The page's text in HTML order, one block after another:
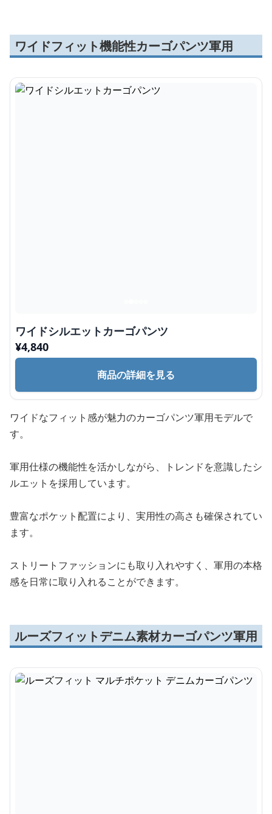
ワイドフィット機能性カーゴパンツ軍用
ワイドシルエットカーゴパンツ
¥4,840
商品の詳細を見る
ワイドなフィット感が魅力のカーゴパンツ軍用モデルで
す。
軍用仕様の機能性を活かしながら、トレンドを意識したシ
ルエットを採用しています。
豊富なポケット配置により、実用性の高さも確保されてい
ます。
ストリートファッションにも取り入れやすく、軍用の本格
感を日常に取り入れることができます。
ルーズフィットデニム素材カーゴパンツ軍用